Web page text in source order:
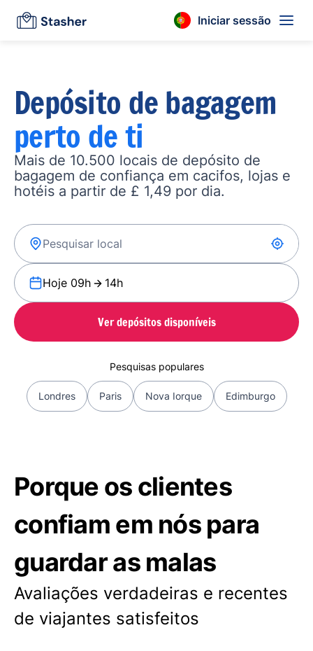
Iniciar sessão
Depósito de bagagem
perto de ti
Mais de 10.500 locais de depósito de
bagagem de confiança em cacifos, lojas e
hotéis a partir de £ 1,49 por dia.
Hoje 09h 14h
Ver depósitos disponíveis
Pesquisas populares
Londres Paris Nova Iorque Edimburgo
Porque os clientes
confiam em nós para
guardar as malas
Avaliações verdadeiras e recentes
de viajantes satisfeitos